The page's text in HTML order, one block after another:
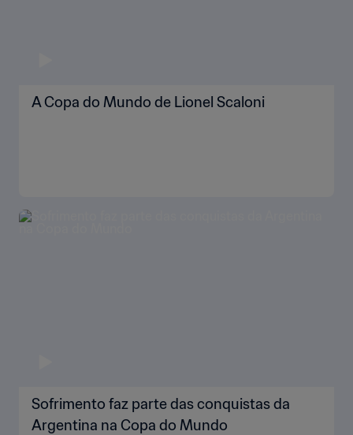
A Copa do Mundo de Lionel Scaloni
Sofrimento faz parte das conquistas da
Argentina na Copa do Mundo